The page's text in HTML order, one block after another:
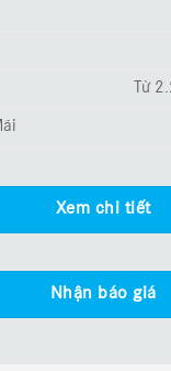
Từ
Xem chi tiết
Nhận báo giá